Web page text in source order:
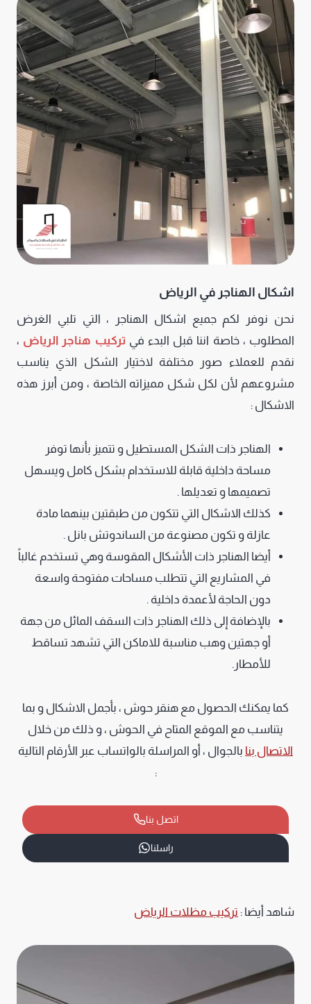
اشكال الهناجر في الرياض
نحن نوفر لكم جميع اشكال الهناجر ، التي تلبي الغرض
المطلوب ، خاصة اننا قبل البدء في تركيب هناجر الرياض ،
نقدم للعملاء صور مختلفة لاختيار الشكل الذي يناسب
مشروعهم لأن لكل شكل مميزاته الخاصة ، ومن أبرز هذه
الاشكال :
الهناجر ذات الشكل المستطيل و تتميز بأنها توفر
مساحة داخلية قابلة للاستخدام بشكل كامل ويسهل
تصميمها و تعديلها .
كذلك الاشكال التي تتكون من طبقتين بينهما مادة
عازلة و تكون مصنوعة من الساندوتش بانل .
أيضا الهناجر ذات الأشكال المقوسة وهي تستخدم غالباً
في المشاريع التي تتطلب مساحات مفتوحة واسعة
دون الحاجة لأعمدة داخلية .
بالإضافة إلى ذلك الهناجر ذات السقف المائل من جهة
أو جهتين وهب مناسبة للاماكن التي تشهد تساقط
للأمطار.
كما يمكنك الحصول مع هنقر حوش ، بأجمل الاشكال و بما
يتناسب مع الموقع المتاح في الحوش ، و ذلك من خلال
الاتصال بنا بالجوال ، أو المراسلة بالواتساب عبر الأرقام التالية
:
اتصل بنا
راسلنا
شاهد أيضا : تركيب مظلات الرياض